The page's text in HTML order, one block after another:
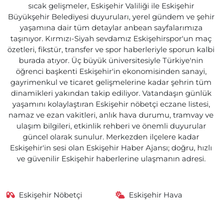
sıcak gelişmeler, Eskişehir Valiliği ile Eskişehir
Büyükşehir Belediyesi duyuruları, yerel gündem ve şehir
yaşamına dair tüm detaylar anbean sayfalarımıza
taşınıyor. Kırmızı-Siyah sevdamız Eskişehirspor'un maç
özetleri, fikstür, transfer ve spor haberleriyle sporun kalbi
burada atıyor. Üç büyük üniversitesiyle Türkiye'nin
öğrenci başkenti Eskişehir'in ekonomisinden sanayi,
gayrimenkul ve ticaret gelişmelerine kadar şehrin tüm
dinamikleri yakından takip ediliyor. Vatandaşın günlük
yaşamını kolaylaştıran Eskişehir nöbetçi eczane listesi,
namaz ve ezan vakitleri, anlık hava durumu, tramvay ve
ulaşım bilgileri, etkinlik rehberi ve önemli duyurular
güncel olarak sunulur. Merkezden ilçelere kadar
Eskişehir'in sesi olan Eskişehir Haber Ajansı; doğru, hızlı
ve güvenilir Eskişehir haberlerine ulaşmanın adresi.
Eskişehir Nöbetçi
Eskişehir Hava